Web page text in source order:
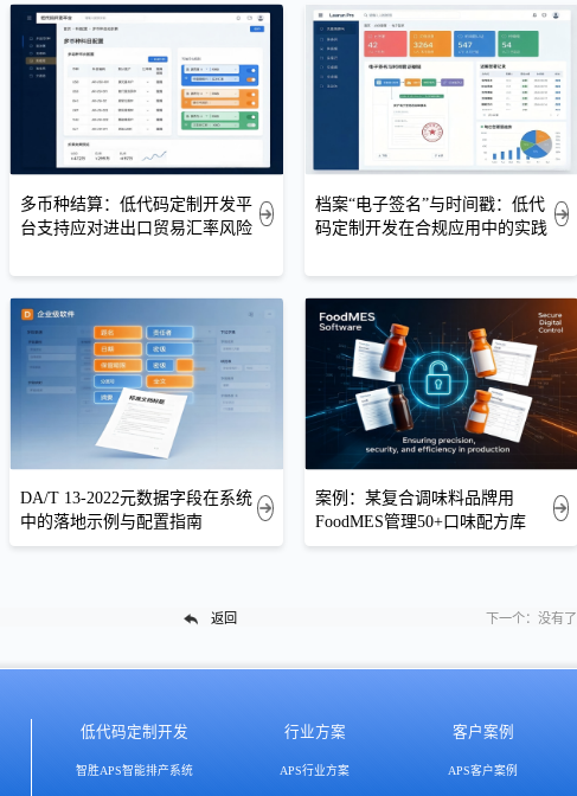
多币种结算：低代码定制开发平
台支持应对进出口贸易汇率风险
档案“电子签名”与时间戳：低代
码定制开发在合规应用中的实践
DA/T 13-2022元数据字段在系统
中的落地示例与配置指南
案例：某复合调味料品牌用
FoodMES管理50+口味配方库
返回 下一个：没有了
低代码定制开发
智胜APS智能排产系统
行业方案
APS行业方案
客户案例
APS客户案例